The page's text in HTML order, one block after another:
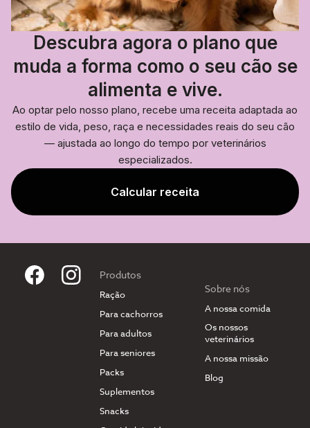
Descubra agora o plano que
muda a forma como o seu cão se
alimenta e vive.
Ao optar pelo nosso plano, recebe uma receita adaptada ao
estilo de vida, peso, raça e necessidades reais do seu cão
— ajustada ao longo do tempo por veterinários
especializados.
Calcular receita
Produtos
Ração
Para cachorros
Para adultos
Para seniores
Packs
Suplementos
Snacks
Sobre nós
A nossa comida
Os nossos
veterinários
A nossa missão
Blog